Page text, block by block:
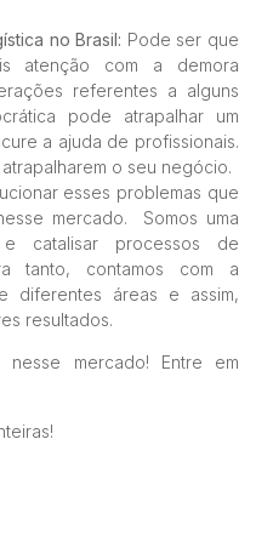
no Brasil: Pode ser que
atenção com a demora
referentes a alguns
pode atrapalhar um
a ajuda de profissionais.
o seu negócio.
esses problemas que
mercado. Somos uma
catalisar processos de
tanto, contamos com a
diferentes áreas e assim,
resultados.
mercado! Entre em